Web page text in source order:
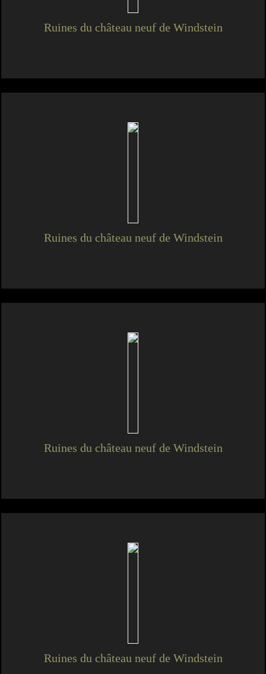
Ruines du château neuf de Windstein
Ruines du château neuf de Windstein
Ruines du château neuf de Windstein
Ruines du château neuf de Windstein